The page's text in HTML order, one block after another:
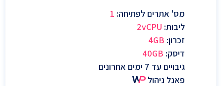
מס' אתרים לפתיחה: 1
ליבות: 2vCPU
זכרון: 4GB
דיסק: 40GB
גיבויים עד 7 ימים אחרונים
פאנל ניהול